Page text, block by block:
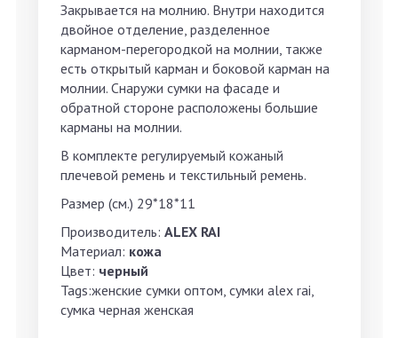
Закрывается на молнию. Внутри находится
двойное отделение, разделенное
карманом-перегородкой на молнии, также
есть открытый карман и боковой карман на
молнии. Снаружи сумки на фасаде и
обратной стороне расположены большие
карманы на молнии.
В комплекте регулируемый кожаный
плечевой ремень и текстильный ремень.
Размер (см.) 29*18*11
Производитель: ALEX RAI
Материал: кожа
Цвет: черный
Tags:женские сумки оптом, сумки alex rai,
сумка черная женская